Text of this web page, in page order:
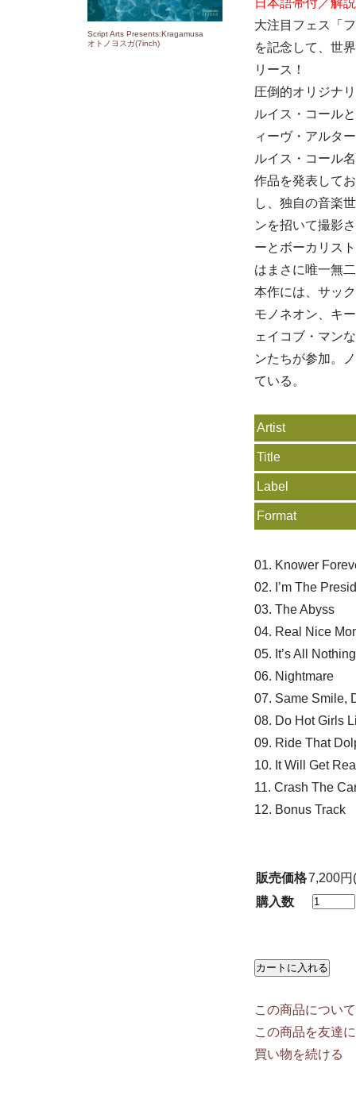
Script Arts Presents:Kragamusa
オトノヨスガ(7inch)
日本語帯付／解
大注目フェス「
を記念して、世
リース！
圧倒的オリジナ
ルイス・コール
ィーヴ・アルタ
ルイス・コール
作品を発表して
し、独自の音楽
ンを招いて撮影
ーとボーカリス
はまさに唯一無
本作には、サッ
モノネオン、キ
ェイコブ・マン
ンたちが参加。
ている。
Artist
Title
Label
Format
01. Knower
02. I’m The
03. The Abyss
04. Real Nice
05. It’s All
06. Nightmare
07. Same Smile,
08. Do Hot Girls
09. Ride That
10. It Will Get
11. Crash The
12. Bonus Track
販売価格7,200円
購入数
この商品につい
この商品を友達
買い物を続ける